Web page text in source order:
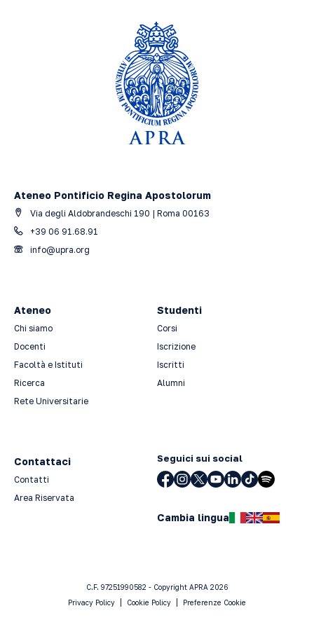
Ateneo Pontificio Regina Apostolorum
Via degli Aldobrandeschi 190 | Roma 00163
+39 06 91.68.91
info@upra.org
Ateneo
Chi siamo
Docenti
Facoltà e Istituti
Ricerca
Rete Universitarie
Studenti
Corsi
Iscrizione
Iscritti
Alumni
Contattaci
Contatti
Area Riservata
Seguici sui social
Cambia lingua
C.F. 97251990582 - Copyright APRA 2026
Privacy Policy
Cookie Policy Preferenze Cookie